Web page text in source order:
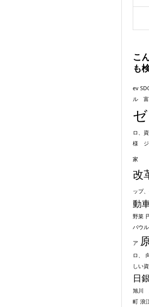
こ
も
ev
ル 富
ロ、
様 ジ
家
改
ップ
動
野菜
バウル
ア
ロ、
しい
日
旭川
町 浪